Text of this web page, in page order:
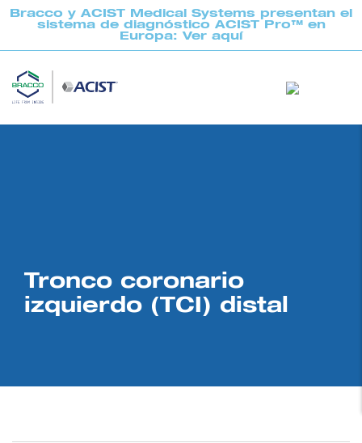
Bracco y ACIST Medical Systems presentan el
sistema de diagnóstico ACIST Pro™ en
Europa: Ver aquí
Tronco coronario
izquierdo (TCI) distal